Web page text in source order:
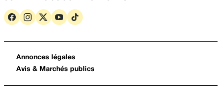
Annonces légales
Avis & Marchés publics